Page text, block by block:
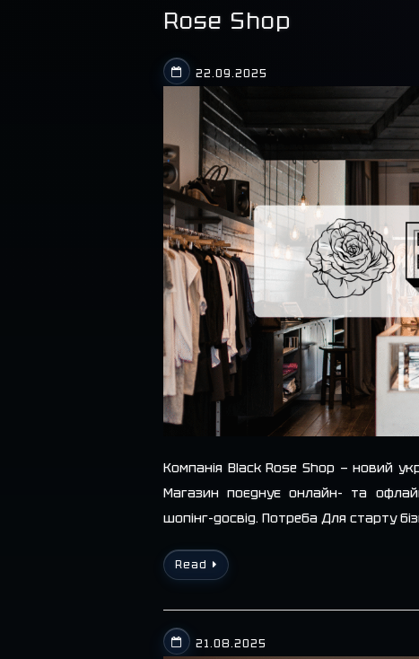
Rose Shop
22.09.2025
Компанія Black Rose Shop — новий
Магазин поєднує онлайн- та
шопінг-досвід. Потреба Для старту
Read
21.08.2025